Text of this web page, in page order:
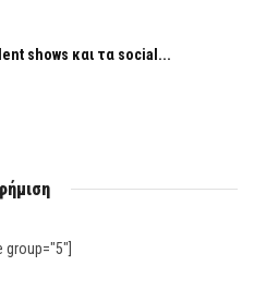
shows και τα social...
group="5"]